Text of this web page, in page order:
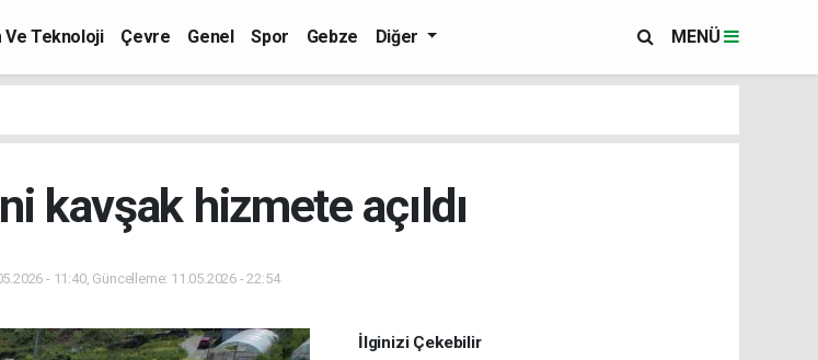
Ve Teknoloji Çevre Genel Spor Gebze Diğer MENÜ
kavşak hizmete açıldı
- 11:40, Güncelleme: 11.05.2026 - 22:54
İlginizi Çekebilir